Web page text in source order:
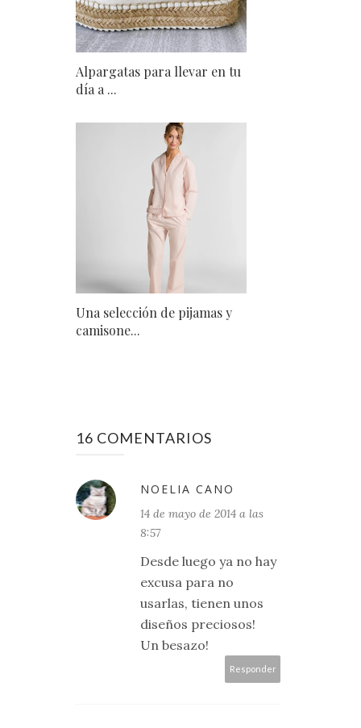
Alpargatas para llevar en tu
día a ...
Una selección de pijamas y
camisone...
16 COMENTARIOS
NOELIA CANO
14 de mayo de 2014 a las
8:57
Desde luego ya no hay
excusa para no
usarlas, tienen unos
diseños preciosos!
Un besazo!
Responder